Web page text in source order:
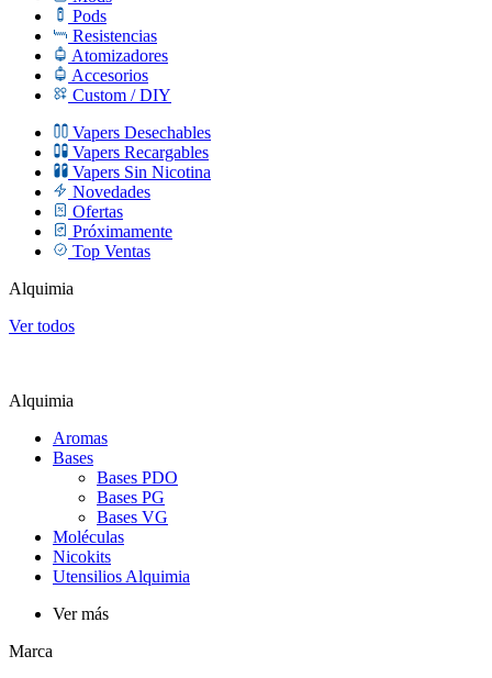
Pods
Resistencias
Atomizadores
Accesorios
Custom / DIY
Vapers Desechables
Vapers Recargables
Vapers Sin Nicotina
Novedades
Ofertas
Próximamente
Top Ventas
Alquimia
Ver todos
Alquimia
Aromas
Bases
Bases PDO
Bases PG
Bases VG
Moléculas
Nicokits
Utensilios Alquimia
Ver más
Marca